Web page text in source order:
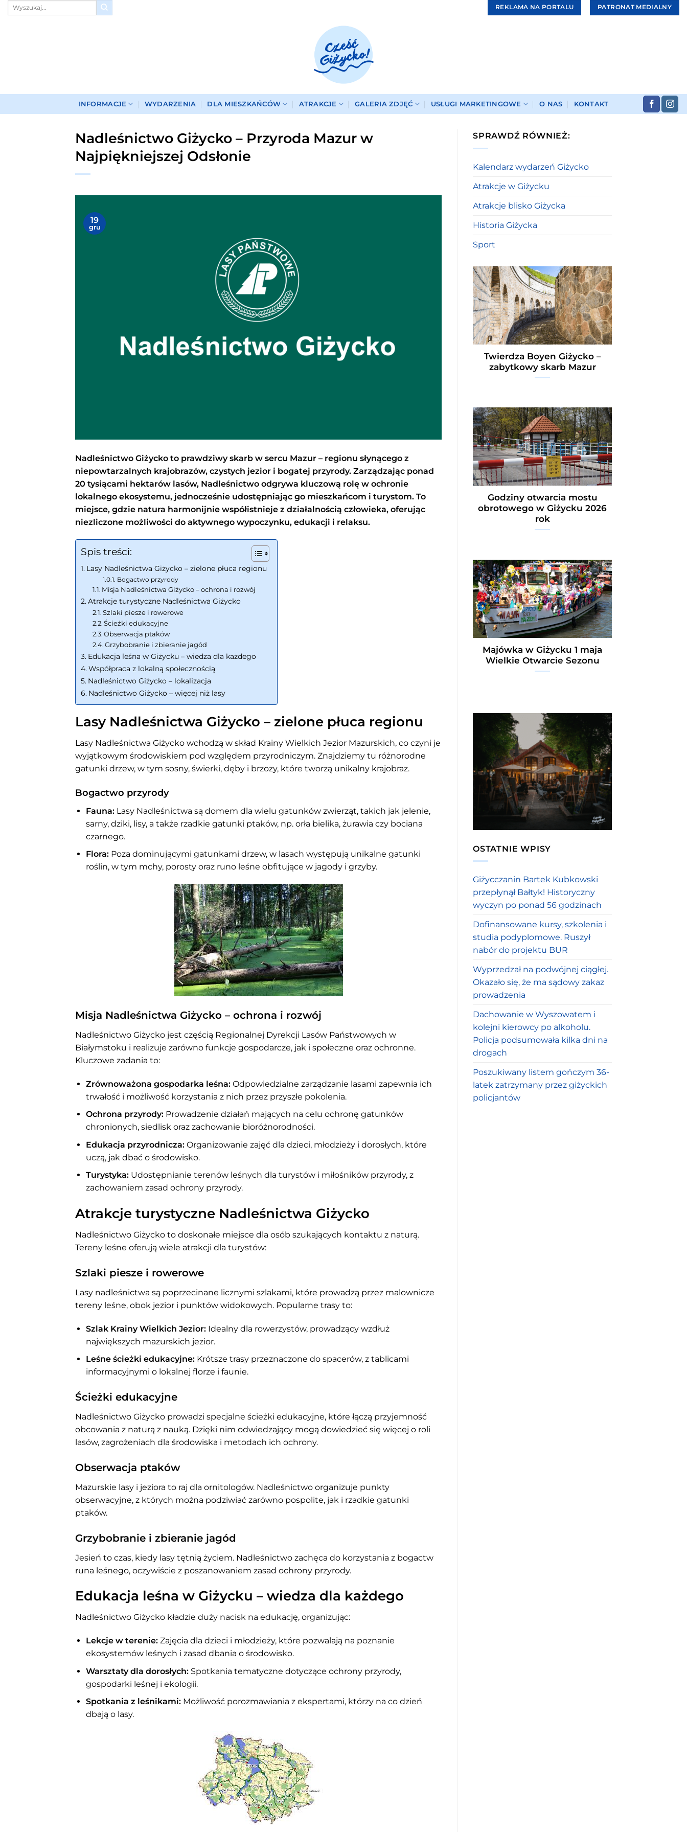
Przewiń
REKLAMA NA PORTALU PATRONAT MEDIALNY
INFORMACJE WYDARZENIA DLA MIESZKAŃCÓW ATRAKCJE GALERIA ZDJĘĆ USŁUGI MARKETINGOWE O NAS KONTAKT
Nadleśnictwo Giżycko – Przyroda Mazur w
Najpiękniejszej Odsłonie
19
gru
Nadleśnictwo Giżycko to prawdziwy skarb w sercu Mazur – regionu słynącego z
niepowtarzalnych krajobrazów, czystych jezior i bogatej przyrody. Zarządzając ponad
20 tysiącami hektarów lasów, Nadleśnictwo odgrywa kluczową rolę w ochronie
lokalnego ekosystemu, jednocześnie udostępniając go mieszkańcom i turystom. To
miejsce, gdzie natura harmonijnie współistnieje z działalnością człowieka, oferując
niezliczone możliwości do aktywnego wypoczynku, edukacji i relaksu.
Spis treści:
Lasy Nadleśnictwa Giżycko – zielone płuca regionu
Bogactwo przyrody
Misja Nadleśnictwa Giżycko – ochrona i rozwój
Atrakcje turystyczne Nadleśnictwa Giżycko
Szlaki piesze i rowerowe
Ścieżki edukacyjne
Obserwacja ptaków
Grzybobranie i zbieranie jagód
Edukacja leśna w Giżycku – wiedza dla każdego
Współpraca z lokalną społecznością
Nadleśnictwo Giżycko – lokalizacja
Nadleśnictwo Giżycko – więcej niż lasy
Lasy Nadleśnictwa Giżycko – zielone płuca regionu
Lasy Nadleśnictwa Giżycko wchodzą w skład Krainy Wielkich Jezior Mazurskich, co czyni je
wyjątkowym środowiskiem pod względem przyrodniczym. Znajdziemy tu różnorodne
gatunki drzew, w tym sosny, świerki, dęby i brzozy, które tworzą unikalny krajobraz.
Bogactwo przyrody
Fauna:Lasy Nadleśnictwa są domem dla wielu gatunków zwierząt, takich jak jelenie,
sarny, dziki, lisy, a także rzadkie gatunki ptaków, np. orła bielika, żurawia czy bociana
czarnego.
Flora:Poza dominującymi gatunkami drzew, w lasach występują unikalne gatunki
roślin, w tym mchy, porosty oraz runo leśne obfitujące w jagody i grzyby.
Misja Nadleśnictwa Giżycko – ochrona i rozwój
Nadleśnictwo Giżycko jest częścią Regionalnej Dyrekcji Lasów Państwowych w
Białymstoku i realizuje zarówno funkcje gospodarcze, jak i społeczne oraz ochronne.
Kluczowe zadania to:
Zrównoważona gospodarka leśna:Odpowiedzialne zarządzanie lasami zapewnia ich
trwałość i możliwość korzystania z nich przez przyszłe pokolenia.
Ochrona przyrody:Prowadzenie działań mających na celu ochronę gatunków
chronionych, siedlisk oraz zachowanie bioróżnorodności.
Edukacja przyrodnicza:Organizowanie zajęć dla dzieci, młodzieży i dorosłych, które
uczą, jak dbać o środowisko.
Turystyka:Udostępnianie terenów leśnych dla turystów i miłośników przyrody, z
zachowaniem zasad ochrony przyrody.
Atrakcje turystyczne Nadleśnictwa Giżycko
Nadleśnictwo Giżycko to doskonałe miejsce dla osób szukających kontaktu z naturą.
Tereny leśne oferują wiele atrakcji dla turystów:
Szlaki piesze i rowerowe
Lasy nadleśnictwa są poprzecinane licznymi szlakami, które prowadzą przez malownicze
tereny leśne, obok jezior i punktów widokowych. Popularne trasy to:
Szlak Krainy Wielkich Jezior:Idealny dla rowerzystów, prowadzący wzdłuż
największych mazurskich jezior.
Leśne ścieżki edukacyjne:Krótsze trasy przeznaczone do spacerów, z tablicami
informacyjnymi o lokalnej florze i faunie.
Ścieżki edukacyjne
Nadleśnictwo Giżycko prowadzi specjalne ścieżki edukacyjne, które łączą przyjemność
obcowania z naturą z nauką. Dzięki nim odwiedzający mogą dowiedzieć się więcej o roli
lasów, zagrożeniach dla środowiska i metodach ich ochrony.
Obserwacja ptaków
Mazurskie lasy i jeziora to raj dla ornitologów. Nadleśnictwo organizuje punkty
obserwacyjne, z których można podziwiać zarówno pospolite, jak i rzadkie gatunki
ptaków.
Grzybobranie i zbieranie jagód
Jesień to czas, kiedy lasy tętnią życiem. Nadleśnictwo zachęca do korzystania z bogactw
runa leśnego, oczywiście z poszanowaniem zasad ochrony przyrody.
Edukacja leśna w Giżycku – wiedza dla każdego
Nadleśnictwo Giżycko kładzie duży nacisk na edukację, organizując:
Lekcje w terenie:Zajęcia dla dzieci i młodzieży, które pozwalają na poznanie
ekosystemów leśnych i zasad dbania o środowisko.
Warsztaty dla dorosłych:Spotkania tematyczne dotyczące ochrony przyrody,
gospodarki leśnej i ekologii.
Spotkania z leśnikami:Możliwość porozmawiania z ekspertami, którzy na co dzień
dbają o lasy.
SPRAWDŹ RÓWNIEŻ:
Kalendarz wydarzeń Giżycko
Atrakcje w Giżycku
Atrakcje blisko Giżycka
Historia Giżycka
Sport
Twierdza Boyen Giżycko –
zabytkowy skarb Mazur
Godziny otwarcia mostu
obrotowego w Giżycku 2026
rok
Majówka w Giżycku 1 maja
Wielkie Otwarcie Sezonu
OSTATNIE WPISY
Giżycczanin Bartek Kubkowski
przepłynął Bałtyk! Historyczny
wyczyn po ponad 56 godzinach
Dofinansowane kursy, szkolenia i
studia podyplomowe. Ruszył
nabór do projektu BUR
Wyprzedzał na podwójnej ciągłej.
Okazało się, że ma sądowy zakaz
prowadzenia
Dachowanie w Wyszowatem i
kolejni kierowcy po alkoholu.
Policja podsumowała kilka dni na
drogach
Poszukiwany listem gończym 36-
latek zatrzymany przez giżyckich
policjantów